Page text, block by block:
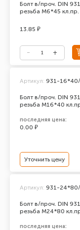
Болт в/проч. DIN
резьба М6*45 кл.пр.
13.85 ₽
Болт в/проч. DIN
резьба М16*40
Артикул: 931-
последняя цена:
0.00 ₽
Уточнить цену
Болт в/проч. DIN
резьба М24*80
Артикул: 931-
последняя цена: